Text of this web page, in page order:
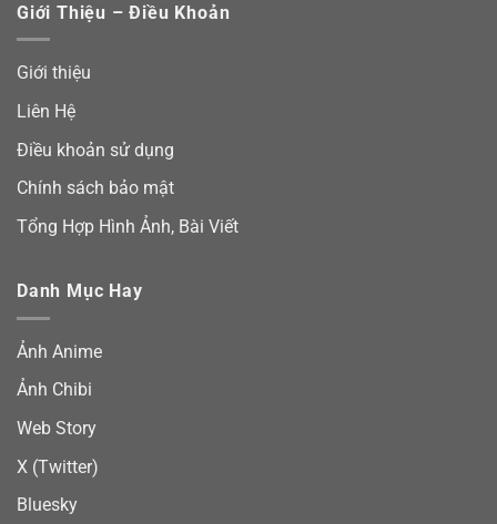
Giới Thiệu – Điều Khoản
Giới thiệu
Liên Hệ
Điều khoản sử dụng
Chính sách bảo mật
Tổng Hợp Hình Ảnh, Bài Viết
Danh Mục Hay
Ảnh Anime
Ảnh Chibi
Web Story
X (Twitter)
Bluesky